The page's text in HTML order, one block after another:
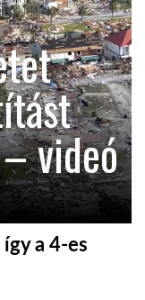
videó
a 4-es